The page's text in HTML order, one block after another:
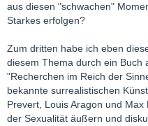
aus diesen "schwachen"
Starkes erfolgen?
Zum dritten habe ich eben
diesem Thema durch ein Buch
"Recherchen im Reich der
bekannte surrealistischen
Prevert, Louis Aragon und
der Sexualität äußern und